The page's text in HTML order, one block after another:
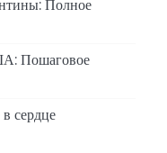
Полное
Пошаговое
сердце